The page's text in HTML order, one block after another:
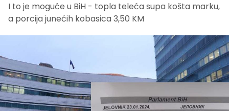
I to je moguće u BiH - topla teleća supa košta marku,
a porcija junećih kobasica 3,50 KM